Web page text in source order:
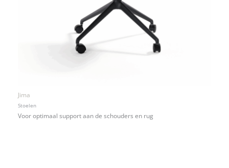
Jima
Stoelen
Voor optimaal support aan de schouders en rug